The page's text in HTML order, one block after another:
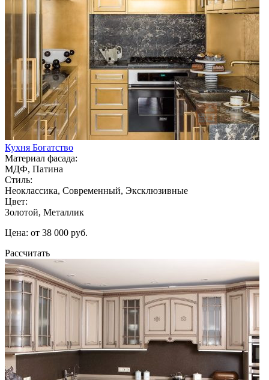
Кухня Богатство
Материал фасада:
МДФ, Патина
Стиль:
Неоклассика, Современный, Эксклюзивные
Цвет:
Золотой, Металлик
Цена: от 38 000 руб.
Рассчитать